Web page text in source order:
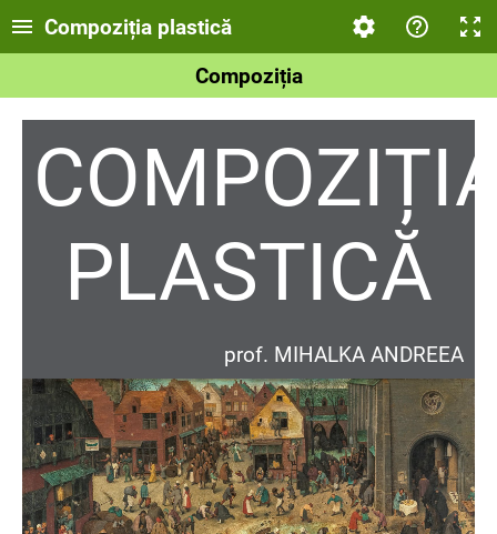
Compoziția plastică
Compoziția
PLASTICĂ
prof. MIHALKA ANDREEA